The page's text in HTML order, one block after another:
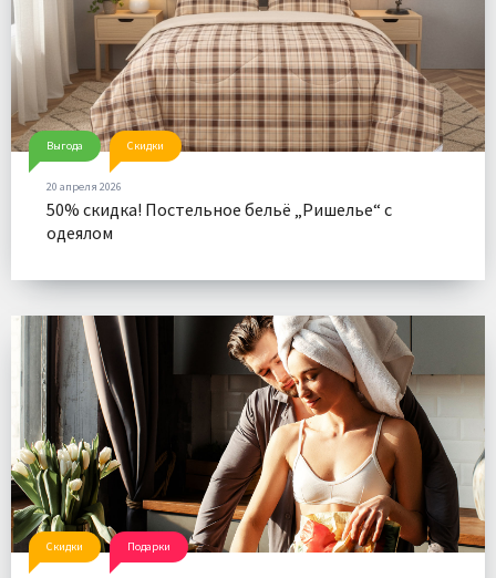
Выгода Скидки
20 апреля 2026
50% скидка! Постельное бельё „Ришелье“ с
одеялом
Скидки Подарки